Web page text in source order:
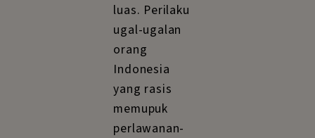
luas. Perilaku
ugal-ugalan
orang
Indonesia
yang rasis
memupuk
perlawanan-